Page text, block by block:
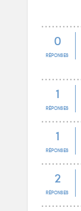
0
RÉPONSES
1
RÉPONSES
1
RÉPONSES
2
RÉPONSES